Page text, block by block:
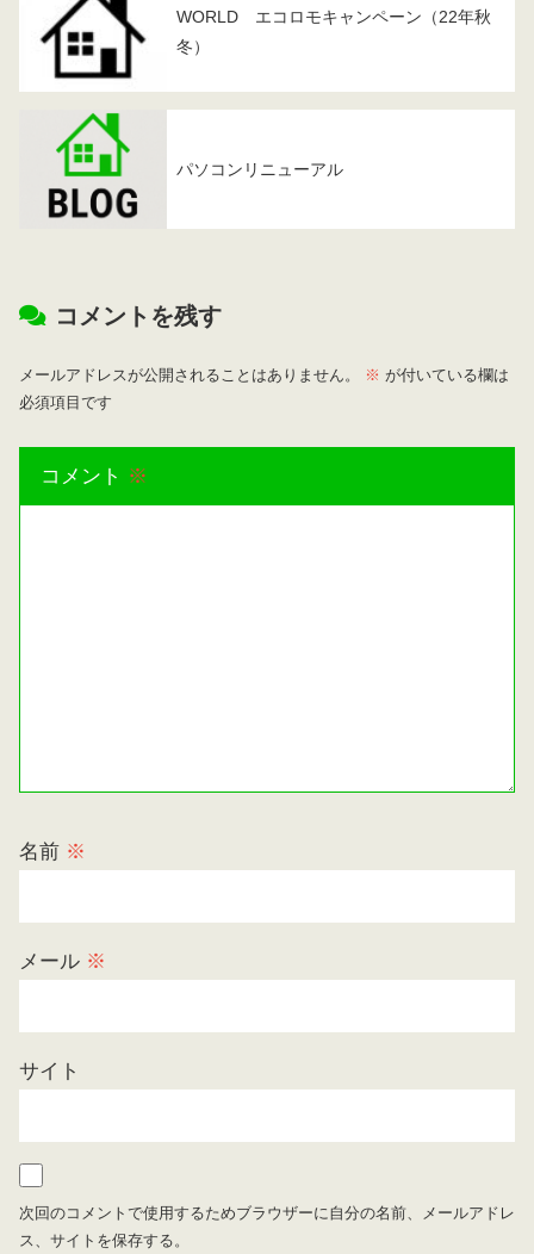
WORLD エコロモキャンペーン（22年秋
冬）
パソコンリニューアル
コメントを残す
メールアドレスが公開されることはありません。 ※ が付いている欄は
必須項目です
コメント ※
名前 ※
メール ※
サイト
次回のコメントで使用するためブラウザーに自分の名前、メールアドレ
ス、サイトを保存する。